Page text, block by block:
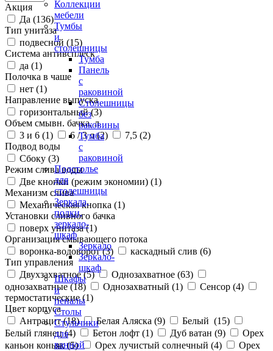
Коллекции
мебели
Тумбы
и
столешницы
Тумба
Панель
с
раковиной
Столешницы
без
раковины
Тумба
с
раковиной
Подстолье
для
столешницы
Зеркала,
полки,
зеркало-
шкаф
Зеркало
Зеркало-
шкаф
Шкафы
и
пеналы
Столы
Стульчики
для
ванной
Акция
Да (136)
Тип унитаза
подвесной (15)
Система антивсплеск
да (1)
Полочка в чаше
нет (1)
Направление выпуска
горизонтальный (3)
Объем смывн. бачка, л
3 и 6 (1) 6 / 3 л (2) 7,5 (2)
Подвод воды
Сбоку (3)
Режим слива воды
Две кнопки (режим экономии) (1)
Механизм слива
Механическая кнопка (1)
Установки сливного бачка
поверх унитаза (1)
Организация смывающего потока
воронка-водоворот (3) каскадный слив (6)
Тип управления
Двухзахватное (5) Однозахватное (63)
однозахватные (18) Однозахватный (1) Сенсор (4)
термостатические (1)
Цвет корпуса
Антрацит (18) Белая Аляска (9) Белый (15)
Белый глянец (4) Бетон лофт (1) Дуб ватан (9)
Орех
каньон коньяк (5) Орех лучистый солнечный (4)
Орех